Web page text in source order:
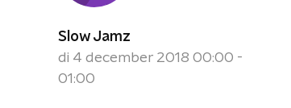
Slow Jamz
di 4 december 2018 00:00 -
01:00